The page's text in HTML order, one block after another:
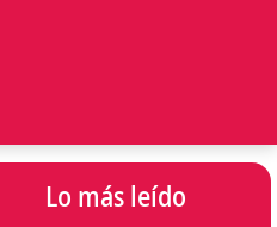
Lo más leído